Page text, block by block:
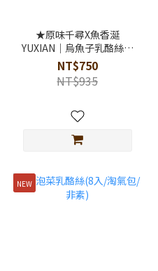
★原味千尋X魚香涎
YUXIAN｜烏魚子乳酪絲(8
入/淘氣包/非素)
NT$750
NT$935
NEW